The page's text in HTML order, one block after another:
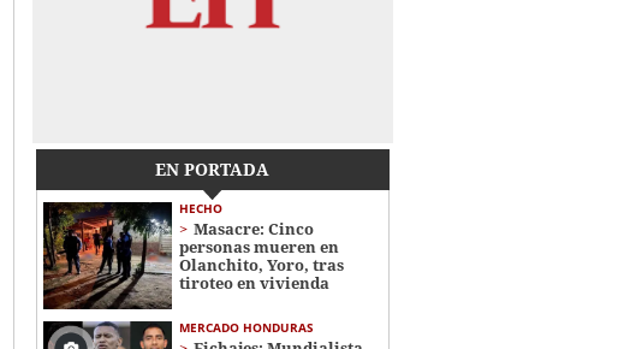
EN PORTADA
HECHO
Masacre: Cinco
personas mueren en
Olanchito, Yoro, tras
tiroteo en vivienda
MERCADO HONDURAS